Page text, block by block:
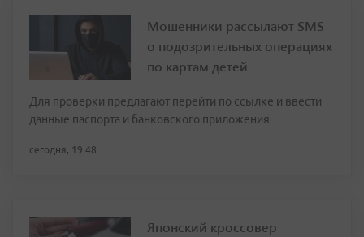
Мошенники рассылают SMS
о подозрительных операциях
по картам детей
Для проверки предлагают перейти по ссылке и ввести
данные паспорта и банковского приложения
сегодня, 19:48
Японский кроссовер